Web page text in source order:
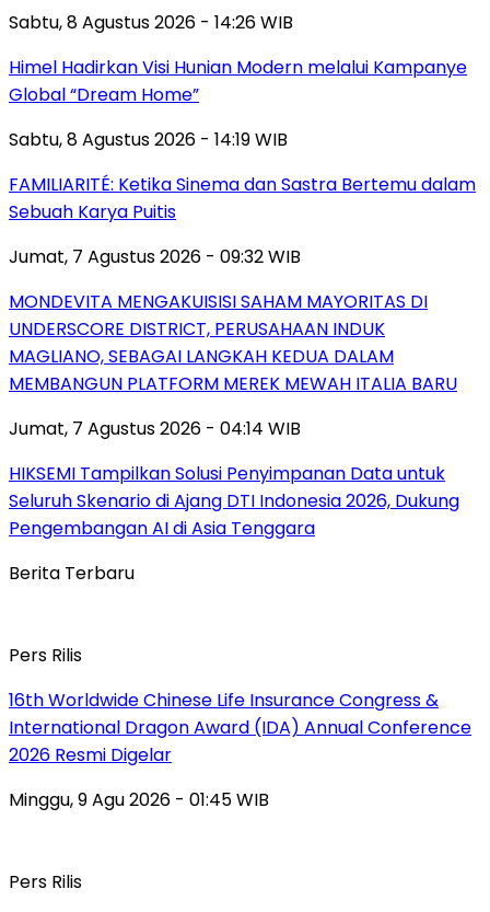
Sabtu, 8 Agustus 2026 - 14:26 WIB
Himel Hadirkan Visi Hunian Modern melalui Kampanye
Global “Dream Home”
Sabtu, 8 Agustus 2026 - 14:19 WIB
FAMILIARITÉ: Ketika Sinema dan Sastra Bertemu dalam
Sebuah Karya Puitis
Jumat, 7 Agustus 2026 - 09:32 WIB
MONDEVITA MENGAKUISISI SAHAM MAYORITAS DI
UNDERSCORE DISTRICT, PERUSAHAAN INDUK
MAGLIANO, SEBAGAI LANGKAH KEDUA DALAM
MEMBANGUN PLATFORM MEREK MEWAH ITALIA BARU
Jumat, 7 Agustus 2026 - 04:14 WIB
HIKSEMI Tampilkan Solusi Penyimpanan Data untuk
Seluruh Skenario di Ajang DTI Indonesia 2026, Dukung
Pengembangan AI di Asia Tenggara
Berita Terbaru
Pers Rilis
16th Worldwide Chinese Life Insurance Congress &
International Dragon Award (IDA) Annual Conference
2026 Resmi Digelar
Minggu, 9 Agu 2026 - 01:45 WIB
Pers Rilis